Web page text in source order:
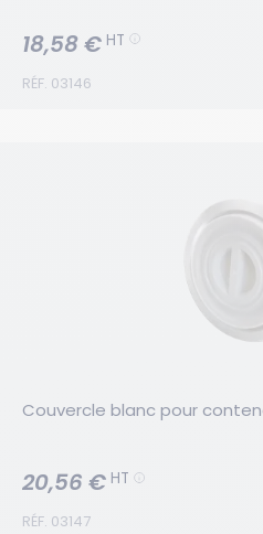
RÉF. 03146
18,58 € HT
Couvercle blanc pour
RÉF. 03147
20,56 € HT